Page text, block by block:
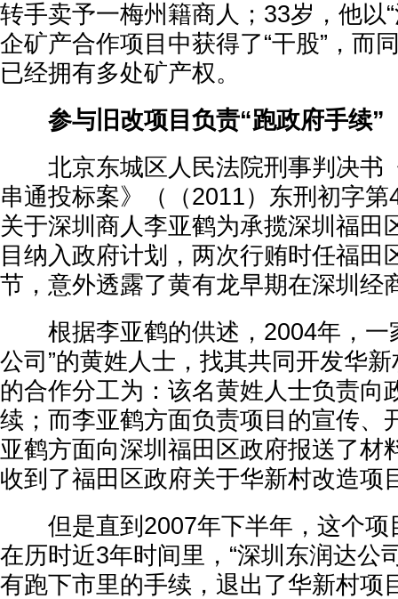
转手卖予一梅州籍商人；33岁，他以
企矿产合作项目中获得了“干股”，而
已经拥有多处矿产权。
参与旧改项目负责“跑政府手续”
北京东城区人民法院刑事判决书
串通投标案》（（2011）东刑初字
关于深圳商人李亚鹤为承揽深圳福田
目纳入政府计划，两次行贿时任福田
节，意外透露了黄有龙早期在深圳经
根据李亚鹤的供述，2004年，一
公司”的黄姓人士，找其共同开发华
的合作分工为：该名黄姓人士负责向
续；而李亚鹤方面负责项目的宣传、
亚鹤方面向深圳福田区政府报送了材
收到了福田区政府关于华新村改造项
但是直到2007年下半年，这个项
在历时近3年时间里，“深圳东润达公
有跑下市里的手续，退出了华新村项